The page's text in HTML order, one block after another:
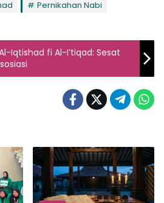
Pernikahan Nabi
Iqtishad fi Al-I’tiqad: Sesat